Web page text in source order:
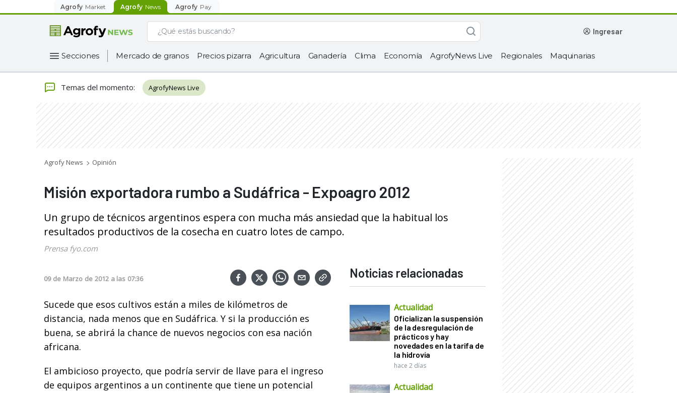
Agrofy Market Agrofy News Agrofy Pay
ingresar
Secciones Mercado de granos Precios pizarra Agricultura Ganadería Clima Economía AgrofyNews Live Regionales Maquinarias
Temas del momento: AgrofyNews Live
Agrofy News Opinión
Misión exportadora rumbo a Sudáfrica - Expoagro 2012
Un grupo de técnicos argentinos espera con mucha más ansiedad que la habitual los
resultados productivos de la cosecha en cuatro lotes de campo.
Prensa fyo.com
09 de Marzo de 2012 a las 07:36
Sucede que esos cultivos están a miles de kilómetros de
distancia, nada menos que en Sudáfrica. Y si la producción es
buena, se abrirá la chance de nuevos negocios con esa nación
africana.
El ambicioso proyecto, que podría servir de llave para el ingreso
de equipos argentinos a un continente que tiene un potencial
Noticias relacionadas
Actualidad
Oficializan la suspensión
de la desregulación de
prácticos y hay
novedades en la tarifa de
la hidrovía
hace 2 días
Actualidad